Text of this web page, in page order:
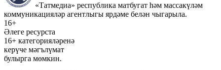
«Татмедиа» республика матбугат һәм массакүләм
коммуникацияләр агентлыгы ярдәме белән чыгарыла.
16+
Әлеге ресурста
16+ категорияләренә
керүче мәгълүмат
булырга мөмкин.